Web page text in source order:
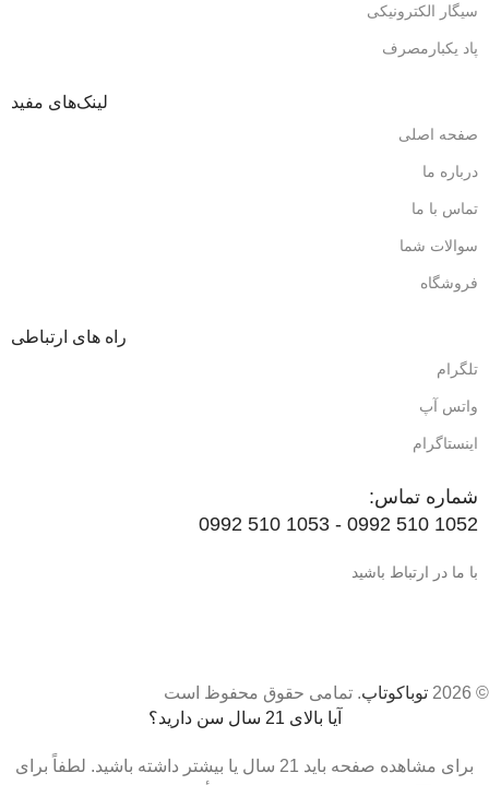
سیگار الکترونیکی
پاد یکبارمصرف
لینک‌های مفید
صفحه اصلی
درباره ما
تماس با ما
سوالات شما
فروشگاه
راه های ارتباطی
تلگرام
واتس آپ
اینستاگرام
شماره تماس:
1052 510 0992 - 1053 510 0992
با ما در ارتباط باشید
© 2026 توباکوتاپ. تمامی حقوق محفوظ است
آیا بالای 21 سال سن دارید؟
برای مشاهده صفحه باید 21 سال یا بیشتر داشته باشید. لطفاً برای